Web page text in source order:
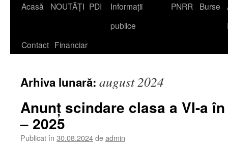
Acasă NOUTĂȚI PDI
Informații
publice
PNRR Burse
Contact Financiar
Arhiva lunară: august 2024
Anunț scindare clasa a VI-a
– 2025
Publicat în 30.08.2024deadmin